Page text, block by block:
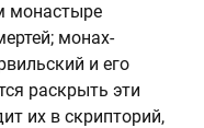
монастыре
монах-
и его
раскрыть эти
их в скрипторий,